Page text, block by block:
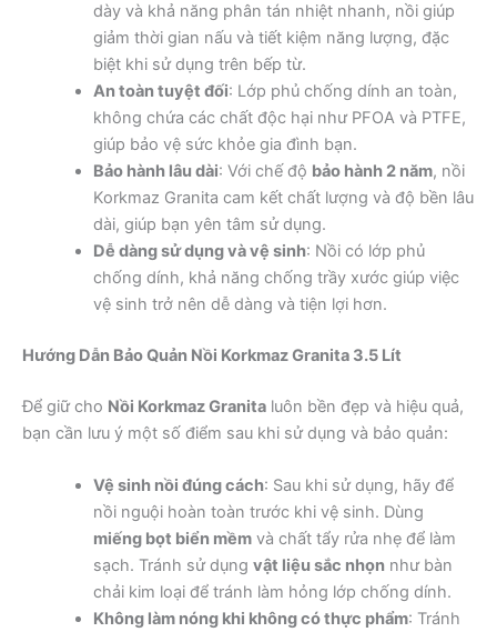
dày và khả năng phân tán nhiệt nhanh, nồi giúp
giảm thời gian nấu và tiết kiệm năng lượng, đặc
biệt khi sử dụng trên bếp từ.
An toàn tuyệt đối: Lớp phủ chống dính an toàn,
không chứa các chất độc hại như PFOA và PTFE,
giúp bảo vệ sức khỏe gia đình bạn.
Bảo hành lâu dài: Với chế độ bảo hành 2 năm, nồi
Korkmaz Granita cam kết chất lượng và độ bền lâu
dài, giúp bạn yên tâm sử dụng.
Dễ dàng sử dụng và vệ sinh: Nồi có lớp phủ
chống dính, khả năng chống trầy xước giúp việc
vệ sinh trở nên dễ dàng và tiện lợi hơn.
Hướng Dẫn Bảo Quản Nồi Korkmaz Granita 3.5 Lít
Để giữ cho Nồi Korkmaz Granita luôn bền đẹp và hiệu quả,
bạn cần lưu ý một số điểm sau khi sử dụng và bảo quản:
Vệ sinh nồi đúng cách: Sau khi sử dụng, hãy để
nồi nguội hoàn toàn trước khi vệ sinh. Dùng
miếng bọt biển mềmvà chất tẩy rửa nhẹ để làm
sạch. Tránh sử dụng vật liệu sắc nhọnnhư bàn
chải kim loại để tránh làm hỏng lớp chống dính.
Không làm nóng khi không có thực phẩm: Tránh